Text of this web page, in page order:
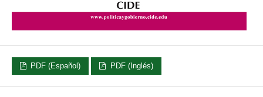
PDF (Español) PDF (Inglés)